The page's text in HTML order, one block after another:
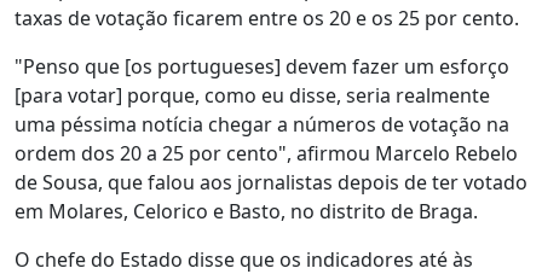
taxas de votação ficarem entre os 20 e os 25 por cento.
"Penso que [os portugueses] devem fazer um esforço
[para votar] porque, como eu disse, seria realmente
uma péssima notícia chegar a números de votação na
ordem dos 20 a 25 por cento", afirmou Marcelo Rebelo
de Sousa, que falou aos jornalistas depois de ter votado
em Molares, Celorico e Basto, no distrito de Braga.
O chefe do Estado disse que os indicadores até às